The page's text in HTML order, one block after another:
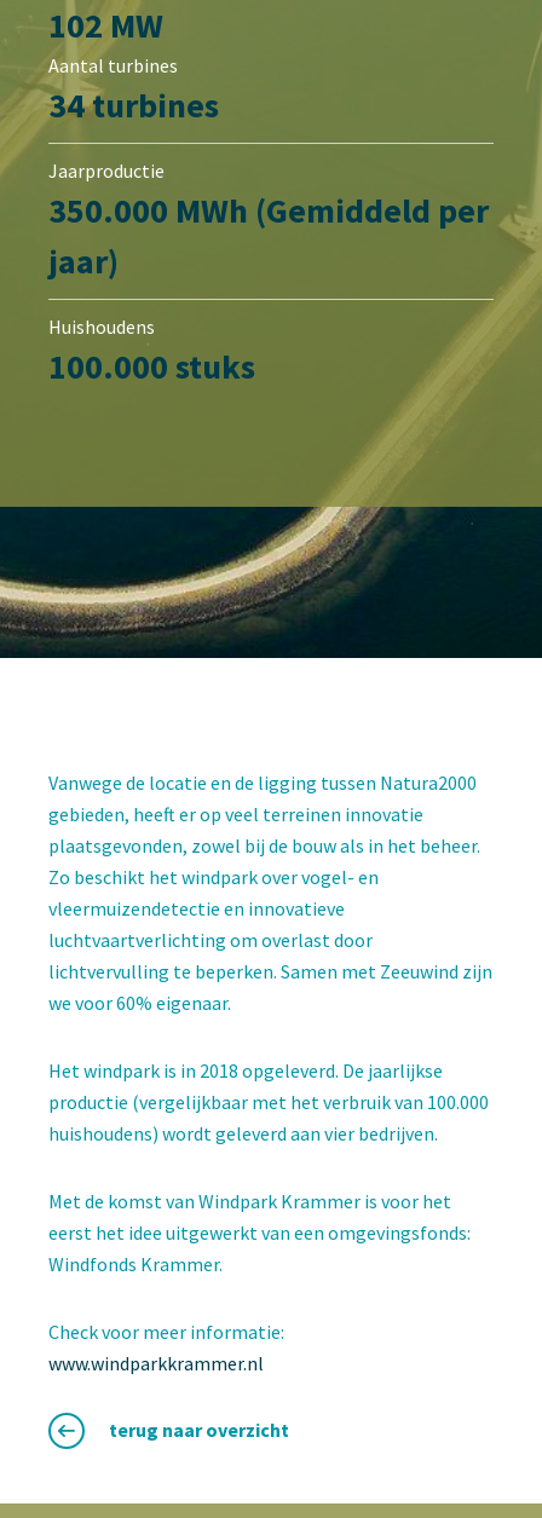
102 MW
Aantal turbines
34 turbines
Jaarproductie
350.000 MWh (Gemiddeld per
jaar)
Huishoudens
100.000 stuks
Vanwege de locatie en de ligging tussen Natura2000
gebieden, heeft er op veel terreinen innovatie
plaatsgevonden, zowel bij de bouw als in het beheer.
Zo beschikt het windpark over vogel- en
vleermuizendetectie en innovatieve
luchtvaartverlichting om overlast door
lichtvervulling te beperken. Samen met Zeeuwind zijn
we voor 60% eigenaar.
Het windpark is in 2018 opgeleverd. De jaarlijkse
productie (vergelijkbaar met het verbruik van 100.000
huishoudens) wordt geleverd aan vier bedrijven.
Met de komst van Windpark Krammer is voor het
eerst het idee uitgewerkt van een omgevingsfonds:
Windfonds Krammer.
Check voor meer informatie:
www.windparkkrammer.nl
terug naar overzicht